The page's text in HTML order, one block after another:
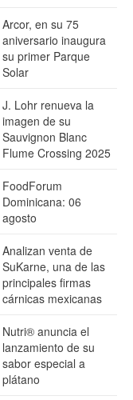
Arcor, en su 75
aniversario inaugura
su primer Parque
Solar
J. Lohr renueva la
imagen de su
Sauvignon Blanc
Flume Crossing 2025
FoodForum
Dominicana: 06
agosto
Analizan venta de
SuKarne, una de las
principales firmas
cárnicas mexicanas
Nutri® anuncia el
lanzamiento de su
sabor especial a
plátano